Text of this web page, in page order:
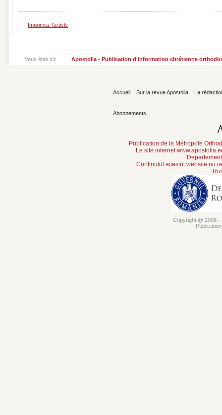
Imprimez l'article
Vous êtes ici: Apostolia - Publication d'information chrétienne
Accueil Sur la revue Apostolia La
Abonnements
Publication de la Métropole
Le site internet
Conținutul acestui website nu
Copyright @ 2008 -